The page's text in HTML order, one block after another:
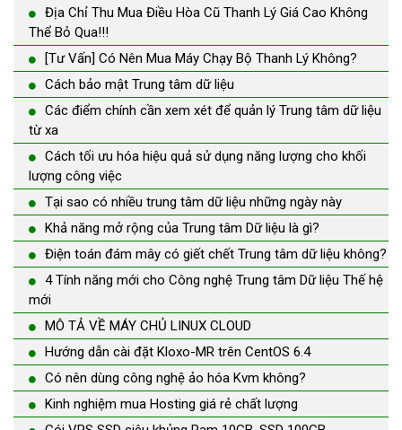
Địa Chỉ Thu Mua Điều Hòa Cũ Thanh Lý Giá Cao Không
Thể Bỏ Qua!!!
[Tư Vấn] Có Nên Mua Máy Chạy Bộ Thanh Lý Không?
Cách bảo mật Trung tâm dữ liệu
Các điểm chính cần xem xét để quản lý Trung tâm dữ liệu
từ xa
Cách tối ưu hóa hiệu quả sử dụng năng lượng cho khối
lượng công việc
Tại sao có nhiều trung tâm dữ liệu những ngày này
Khả năng mở rộng của Trung tâm Dữ liệu là gì?
Điện toán đám mây có giết chết Trung tâm dữ liệu không?
4 Tính năng mới cho Công nghệ Trung tâm Dữ liệu Thế hệ
mới
MÔ TẢ VỀ MÁY CHỦ LINUX CLOUD
Hướng dẫn cài đặt Kloxo-MR trên CentOS 6.4
Có nên dùng công nghệ ảo hóa Kvm không?
Kinh nghiệm mua Hosting giá rẻ chất lượng